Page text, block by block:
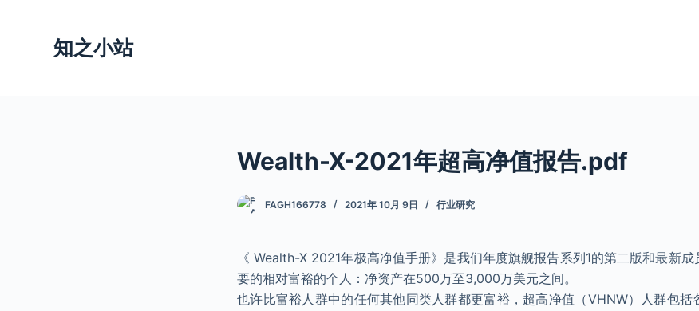
知之小站
Wealth-X-2021年超高净值报告.pdf
FAGH166778 2021年 10月 9日 行业研究
《 Wealth-X 2021年极高净值手册》是我们年度旗舰报告系列1的第二版和最新
要的相对富裕的个人：净资产在500万至3,000万美元之间。
也许比富裕人群中的任何其他同类人群都更富裕，超高净值（VHNW）人群包括